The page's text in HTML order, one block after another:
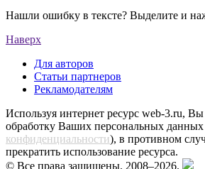
Нашли ошибку в тексте? Выделите и
Наверх
Для авторов
Статьи партнеров
Рекламодателям
Используя интернет ресурс web-3.ru, Вы
обработку Ваших персональных
конфиденциальности), в противном
прекратить использование ресурса.
© Все права защищены. 2008–2026.